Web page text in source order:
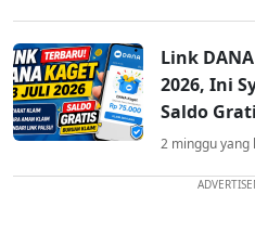
Link
2026, Ini
Saldo
2 minggu yang